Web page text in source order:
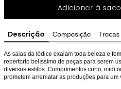
Adicionar à
Descrição Composição
As saias da Iódice exalam toda beleza e
repertorio belíssimo de peças para serem
diversos estilos. Comprimentos curto, midi
prometem arrematar as produções para